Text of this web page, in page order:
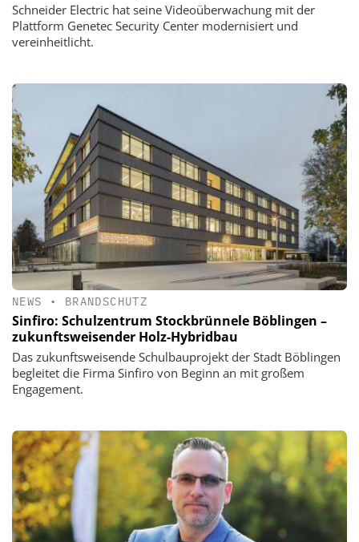
Schneider Electric hat seine Videoüberwachung mit der
Plattform Genetec Security Center modernisiert und
vereinheitlicht.
NEWS • BRANDSCHUTZ
Sinfiro: Schulzentrum Stockbrünnele Böblingen –
zukunftsweisender Holz-Hybridbau
Das zukunftsweisende Schulbauprojekt der Stadt Böblingen
begleitet die Firma Sinfiro von Beginn an mit großem
Engagement.